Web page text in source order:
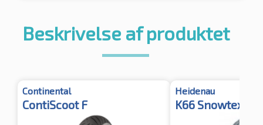
Beskrivelse af produktet
Continental
ContiScoot F
Heidenau
K66 Snowtex